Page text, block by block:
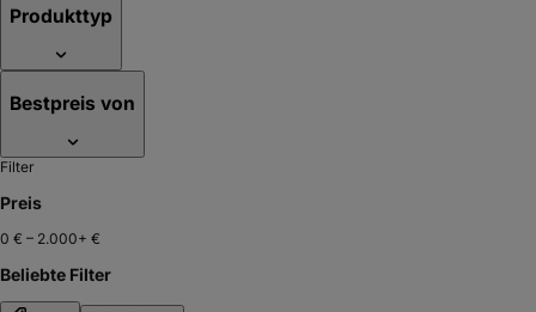
Produkttyp
Bestpreis von
Filter
Preis
0 € – 2.000+ €
Beliebte Filter